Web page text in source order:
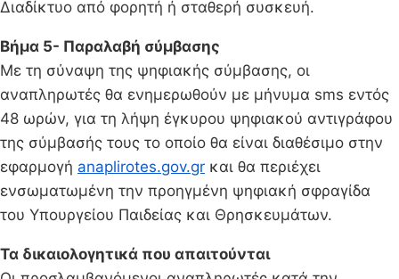
Διαδίκτυο από φορητή ή σταθερή συσκευή.
Βήμα 5- Παραλαβή σύμβασης
Με τη σύναψη της ψηφιακής σύμβασης, οι
αναπληρωτές θα ενημερωθούν με μήνυμα sms εντός
48 ωρών, για τη λήψη έγκυρου ψηφιακού αντιγράφου
της σύμβασής τους το οποίο θα είναι διαθέσιμο στην
εφαρμογή anaplirotes.gov.gr και θα περιέχει
ενσωματωμένη την προηγμένη ψηφιακή σφραγίδα
του Υπουργείου Παιδείας και Θρησκευμάτων.
Τα δικαιολογητικά που απαιτούνται